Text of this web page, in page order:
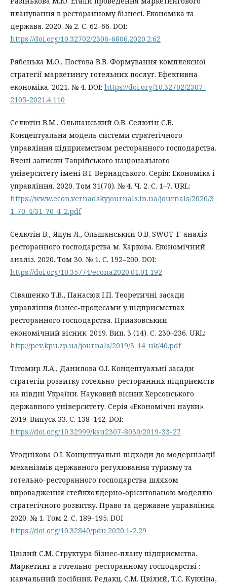
планування в ресторанному бізнесі. Економіка та
держава. 2020. № 2. С. 62–66. DOI:
https://doi.org/10.32702/2306-6806.2020.2.62
Рябенька М.О., Постова В.В. Формування комплексної
стратегії маркетингу готельних послуг. Ефективна
економіка. 2021. № 4. DOI: https://doi.org/10.32702/2307-
2105-2021.4.110
Селютін В.М., Ольшанський О.В. Селютін С.В.
Концептуальна модель системи стратегічного
управління підприємством ресторанного господарства.
Вчені записки Таврійського національного
університету імені В.І. Вернадського. Серія: Економіка і
управління. 2020. Том 31(70). № 4. Ч. 2. С. 1–7. URL:
https://www.econ.vernadskyjournals.in.ua/journals/2020/3
1_70_4/31_70_4_2.pdf
Селютін В., Яцун Л., Ольшанський О.В. SWOT-F-аналіз
ресторанного господарства м. Харкова. Економічний
аналіз. 2020. Том 30. № 1. С. 192–200. DOI:
https://doi.org/10.35774/econa2020.01.01.192
Cівашенко Т.В., Панасюк І.П. Теоретичні засади
управління бізнес-процесами у підприємствах
ресторанного господарства. Приазовський
економічний вісник. 2019. Вип. 3 (14). С. 230–236. URL:
http://pev.kpu.zp.ua/journals/2019/3_14_uk/40.pdf
Тітомир Л.А., Данилова О.І. Концептуальні засади
стратегій розвитку готельно-ресторанних підприємств
на півдні України. Науковий вісник Херсонського
державного університету. Серія «Економічні науки».
2019. Випуск 33. С. 138–142. DOI:
https://doi.org/10.32999/ksu2307-8030/2019-33-27
Угоднікова О.І. Концептуальні підходи до модернізації
механізмів державного регулювання туризму та
готельно-ресторанного господарства шляхом
впровадження стейкхолдерно-орієнтованою моделлю
стратегічного розвитку. Право та державне управління.
2020. № 1. Том 2. С. 189–195. DOI
https://doi.org/10.32840/pdu.2020.1-2.29
Цвілий С.М. Структура бізнес-плану підприємства.
Маркетинг в готельно-ресторанному господарстві :
навчальний посібник. Редакц. С.М. Цвілий, Т.С. Кукліна,